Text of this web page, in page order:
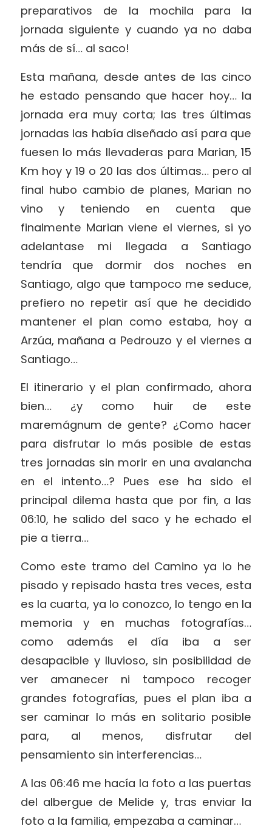
preparativos de la mochila para la
jornada siguiente y cuando ya no daba
más de sí… al saco!
Esta mañana, desde antes de las cinco
he estado pensando que hacer hoy… la
jornada era muy corta; las tres últimas
jornadas las había diseñado así para que
fuesen lo más llevaderas para Marian, 15
Km hoy y 19 o 20 las dos últimas… pero al
final hubo cambio de planes, Marian no
vino y teniendo en cuenta que
finalmente Marian viene el viernes, si yo
adelantase mi llegada a Santiago
tendría que dormir dos noches en
Santiago, algo que tampoco me seduce,
prefiero no repetir así que he decidido
mantener el plan como estaba, hoy a
Arzúa, mañana a Pedrouzo y el viernes a
Santiago…
El itinerario y el plan confirmado, ahora
bien… ¿y como huir de este
maremágnum de gente? ¿Como hacer
para disfrutar lo más posible de estas
tres jornadas sin morir en una avalancha
en el intento…? Pues ese ha sido el
principal dilema hasta que por fin, a las
06:10, he salido del saco y he echado el
pie a tierra…
Como este tramo del Camino ya lo he
pisado y repisado hasta tres veces, esta
es la cuarta, ya lo conozco, lo tengo en la
memoria y en muchas fotografías…
como además el día iba a ser
desapacible y lluvioso, sin posibilidad de
ver amanecer ni tampoco recoger
grandes fotografías, pues el plan iba a
ser caminar lo más en solitario posible
para, al menos, disfrutar del
pensamiento sin interferencias…
A las 06:46 me hacía la foto a las puertas
del albergue de Melide y, tras enviar la
foto a la familia, empezaba a caminar…